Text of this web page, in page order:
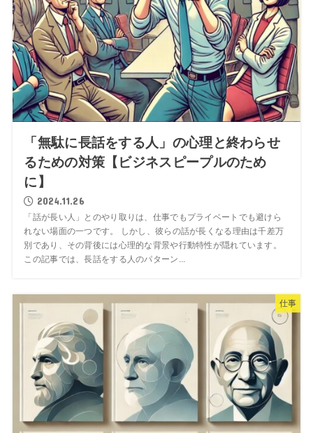
「無駄に長話をする人」の心理と終わらせ
るための対策【ビジネスピープルのため
に】
2024.11.26
「話が長い人」とのやり取りは、仕事でもプライベートでも避けら
れない場面の一つです。 しかし、彼らの話が長くなる理由は千差万
別であり、その背後には心理的な背景や行動特性が隠れています。
この記事では、長話をする人のパターン...
仕事